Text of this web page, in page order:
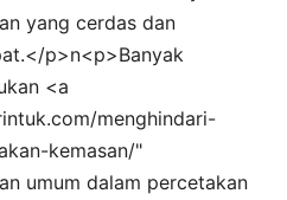
yang cerdas dan
p>n<p>Banyak
<a
menghindari-
kemasan/"
umum dalam percetakan